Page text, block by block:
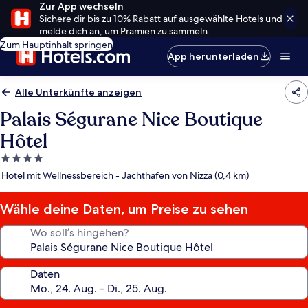
Zur App wechseln
Sichere dir bis zu 10% Rabatt auf ausgewählte Hotels und
melde dich an, um Prämien zu sammeln.
Zum Hauptinhalt springen
App herunterladen
Alle Unterkünfte anzeigen
Palais Ségurane Nice Boutique
Hôtel
4.0-
Sterne-
Hotel mit Wellnessbereich - Jachthafen von Nizza (0,4 km)
Wähle deine Daten, um Preise zu sehen
Wo soll’s hingehen?
Daten